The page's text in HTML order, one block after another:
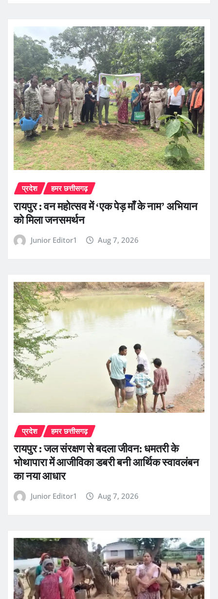
प्रदेश हमर छत्तीसगढ़
रायपुर : वन महोत्सव में ‘एक पेड़ माँ के नाम’ अभियान
को मिला जनसमर्थन
Junior Editor1 Aug 7, 2026
प्रदेश हमर छत्तीसगढ़
रायपुर : जल संरक्षण से बदला जीवन: धमतरी के
भोथापारा में आजीविका डबरी बनी आर्थिक स्वावलंबन
का नया आधार
Junior Editor1 Aug 7, 2026